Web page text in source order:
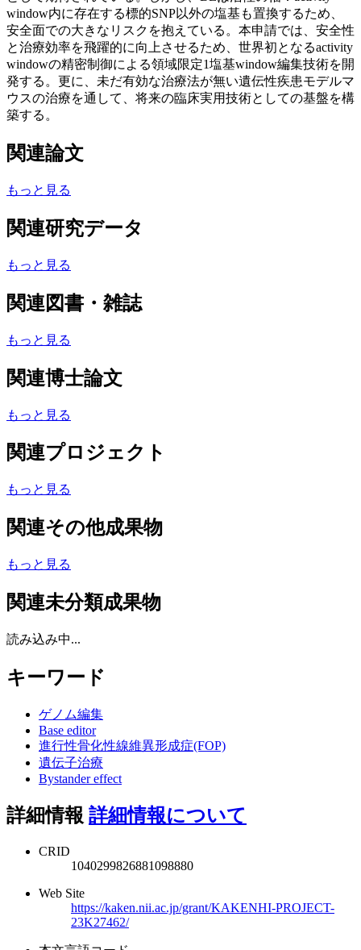
window内に存在する標的SNP以外の塩基も置換するため、
安全面での大きなリスクを抱えている。本申請では、安全性
と治療効率を飛躍的に向上させるため、世界初となるactivity
windowの精密制御による領域限定1塩基window編集技術を開
発する。更に、未だ有効な治療法が無い遺伝性疾患モデルマ
ウスの治療を通して、将来の臨床実用技術としての基盤を構
築する。
関連論文
もっと見る
関連研究データ
もっと見る
関連図書・雑誌
もっと見る
関連博士論文
もっと見る
関連プロジェクト
もっと見る
関連その他成果物
もっと見る
関連未分類成果物
読み込み中...
キーワード
ゲノム編集
Base editor
進行性骨化性線維異形成症(FOP)
遺伝子治療
Bystander effect
詳細情報 詳細情報について
CRID
1040299826881098880
Web Site
https://kaken.nii.ac.jp/grant/KAKENHI-PROJECT-
23K27462/